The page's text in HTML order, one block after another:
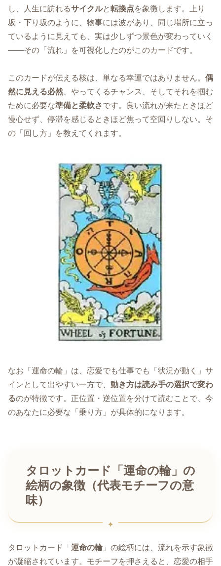
し、人生に訪れるサイクルと転換点を象徴します。上り
坂・下り坂のように、物事には波があり、同じ場所に立っ
ているように見えても、実は少しずつ景色が変わっていく
——その「流れ」を可視化したのがこのカードです。
このカードが伝える核は、単なる幸運ではありません。 偶
然に見える必然 、やってくるチャンス、そしてそれを掴む
ために必要な準備と柔軟さです。良い流れが来たときほど
慢心せず、停滞を感じるときほど焦って空回りしない。そ
の「回し方」を教えてくれます。
なお「運命の輪」は、恋愛でも仕事でも「状況が動く」サ
インとして出やすい一方で、 動き方は読み手の選択で変わ
るのが特徴です。正位置・逆位置を分けて読むことで、今
のあなたに必要な「乗り方」が具体的になります。
タロットカード「運命の輪」の
絵柄の象徴（代表モチーフの意
味）
タロットカード「 運命の輪 」の絵柄には、流れを示す象徴
が凝縮されています。モチーフを押さえると、恋愛の相手